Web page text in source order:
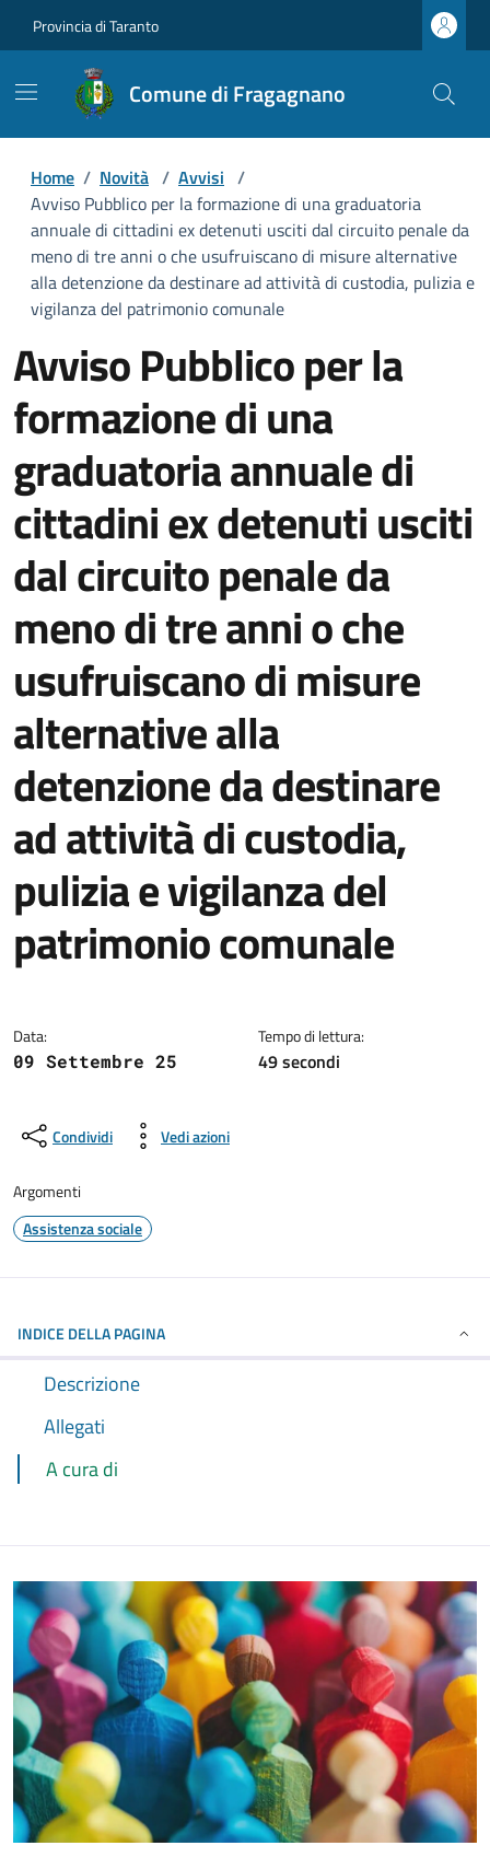
Provincia di Taranto
Comune di Fragagnano
Home / Novità / Avvisi /
Avviso Pubblico per la formazione di una graduatoria
annuale di cittadini ex detenuti usciti dal circuito penale da
meno di tre anni o che usufruiscano di misure alternative
alla detenzione da destinare ad attività di custodia, pulizia e
vigilanza del patrimonio comunale
Avviso Pubblico per la
formazione di una
graduatoria annuale di
cittadini ex detenuti usciti
dal circuito penale da
meno di tre anni o che
usufruiscano di misure
alternative alla
detenzione da destinare
ad attività di custodia,
pulizia e vigilanza del
patrimonio comunale
Data:
09 Settembre 25
Tempo di lettura:
49 secondi
Condividi Vedi azioni
Argomenti
Assistenza sociale
INDICE DELLA PAGINA
Descrizione
Allegati
A cura di